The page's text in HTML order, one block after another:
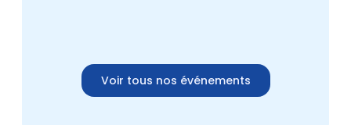
Voir tous nos événements